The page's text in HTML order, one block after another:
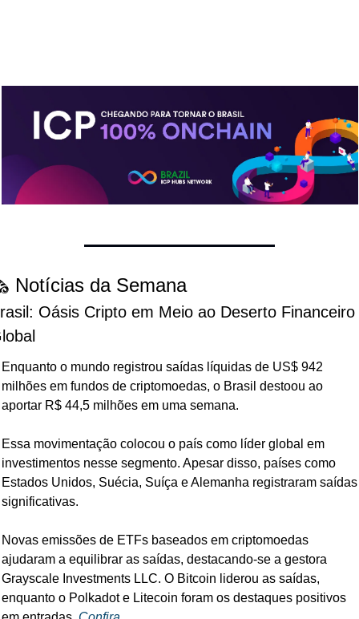
Notícias da Semana
Oásis Cripto em Meio ao Deserto Financeiro
Enquanto o mundo registrou saídas líquidas de US$ 942
milhões em fundos de criptomoedas, o Brasil destoou ao
aportar R$ 44,5 milhões em uma semana.
Essa movimentação colocou o país como líder global em
investimentos nesse segmento. Apesar disso, países como
Estados Unidos, Suécia, Suíça e Alemanha registraram saídas
significativas.
Novas emissões de ETFs baseados em criptomoedas
ajudaram a equilibrar as saídas, destacando-se a gestora
Grayscale Investments LLC. O Bitcoin liderou as saídas,
enquanto o Polkadot e Litecoin foram os destaques positivos